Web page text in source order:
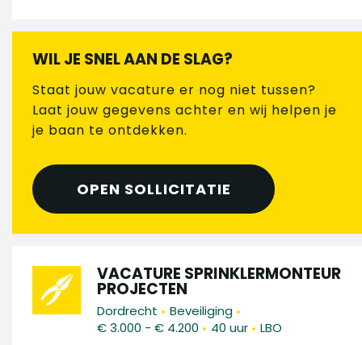
WIL JE SNEL AAN DE SLAG?
Staat jouw vacature er nog niet tussen?
Laat jouw gegevens achter en wij helpen je
je baan te ontdekken.
OPEN SOLLICITATIE
VACATURE SPRINKLERMONTEUR
PROJECTEN
Dordrecht • Beveiliging •
€ 3.000 - € 4.200 • 40 uur • LBO